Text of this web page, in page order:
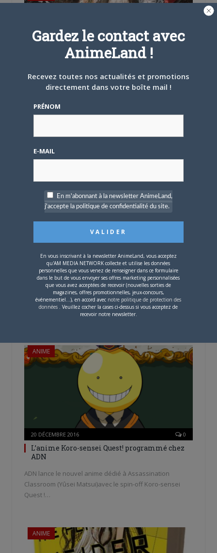
10 FÉVRIER 2017 1
Netflix : une série Castlevania pour 2017 !
Illustre saga du jeu vidéo et vaisseau-mère d’un genre,
ANIME
10 FÉVRIER 2017
Adaptation du roman Biblia Kosho-dō no Jiken
Techō en film d’animation
C’est l’éditeur Kadokawa qui annonce les arrivées de
deux adaptations du roman de Mikami En…
ANIME
20 DÉCEMBRE 2016 0
L’anime Koro-sensei Quest! programmé chez
ADN
ADN lance le nouvel anime dédié à Assassination
Classroom (Yûsei Matsui)avec le spin-off Koro-sensei
Quest !…
ANIME
Gardez le contact avec
AnimeLand !
Recevez toutes nos actualités et promotions
directement dans votre boîte mail !
PRÉNOM
E-MAIL
En m'abonnant à la newsletter AnimeLand,
j'accepte la politique de confidentialité du site.
En vous inscrivant à la newsletter AnimeLand, vous acceptez
qu'AM MEDIA NETWORK collecte et utilise les données
personnelles que vous venez de renseigner dans ce formulaire
dans le but de vous envoyer ses offres marketing personnalisées
que vous avez acceptées de recevoir (nouvelles sorties de
magazines, offres promotionnelles, jeux-concours,
événementiel...), en accord avec notre politique de protection des
données . Veuillez cocher la cases ci-dessus si vous acceptez de
recevoir notre newsletter.